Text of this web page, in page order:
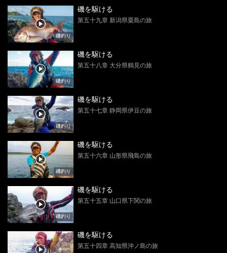
磯釣り
磯を駆ける
第五十九章 新潟県粟島の旅
磯釣り
磯を駆ける
第五十八章 大分県鶴見の旅
磯釣り
磯を駆ける
第五十七章 静岡県伊豆の旅
磯釣り
磯を駆ける
第五十六章 山形県飛島の旅
磯釣り
磯を駆ける
第五十五章 山口県下関の旅
磯を駆ける
第五十四章 高知県沖ノ島の旅